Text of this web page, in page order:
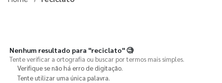
Nenhum resultado para "reciclato"🧐
Tente verificar a ortografia ou buscar por termos mais simples.
Verifique se não há erro de digitação.
Tente utilizar uma única palavra.